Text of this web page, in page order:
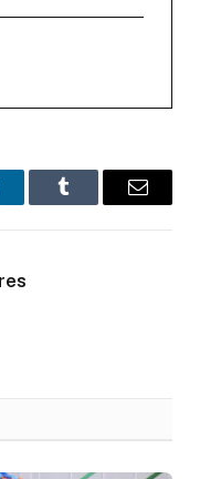
Tumblr Email